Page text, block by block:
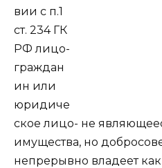
вии с п.1
ст. 234 ГК
РФ лицо-
граждан
ин или
юридиче
ское лицо- не
имущества, но
непрерывно владеет